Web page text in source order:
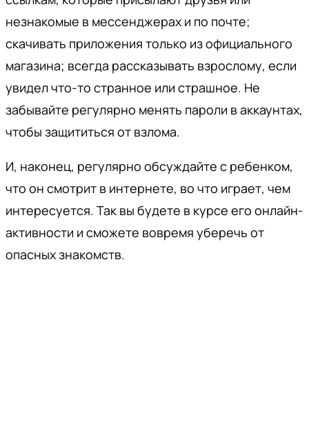
незнакомые в мессенджерах и по почте;
скачивать приложения только из официального
магазина; всегда рассказывать взрослому, если
увидел что-то странное или страшное. Не
забывайте регулярно менять пароли в аккаунтах,
чтобы защититься от взлома.
И, наконец, регулярно обсуждайте с ребенком,
что он смотрит в интернете, во что играет, чем
интересуется. Так вы будете в курсе его онлайн-
активности и сможете вовремя уберечь от
опасных знакомств.